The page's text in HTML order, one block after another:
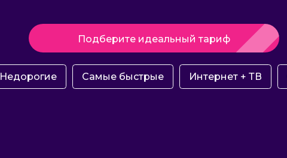
Подберите идеальный тариф
Недорогие Самые быстрые Интернет + ТВ